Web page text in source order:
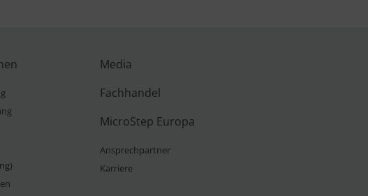
Media
Fachhandel
MicroStep Europa
Ansprechpartner
Karriere